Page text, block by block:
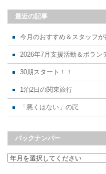
最近の記事
今月のおすすめ＆スタッフ
2026年7月支援活動＆ボラン
30期スタート！！
1泊2日の関東旅行
「悪くはない」の罠
バックナンバー